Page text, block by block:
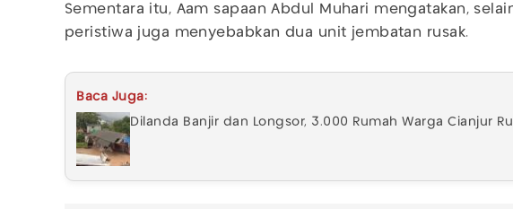
Sementara itu, Aam sapaan Abdul Muhari mengatakan,
peristiwa juga menyebabkan dua unit jembatan rusak.
Baca Juga:
Dilanda Banjir dan Longsor, 3.000 Rumah Warga Cianjur